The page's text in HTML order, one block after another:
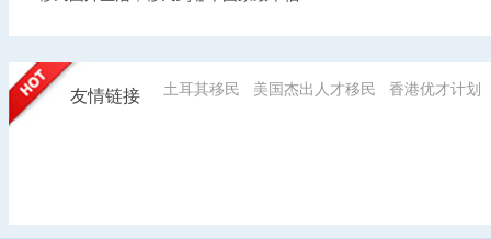
友情链接 土耳其移民 美国杰出人才移民 香港优才计划